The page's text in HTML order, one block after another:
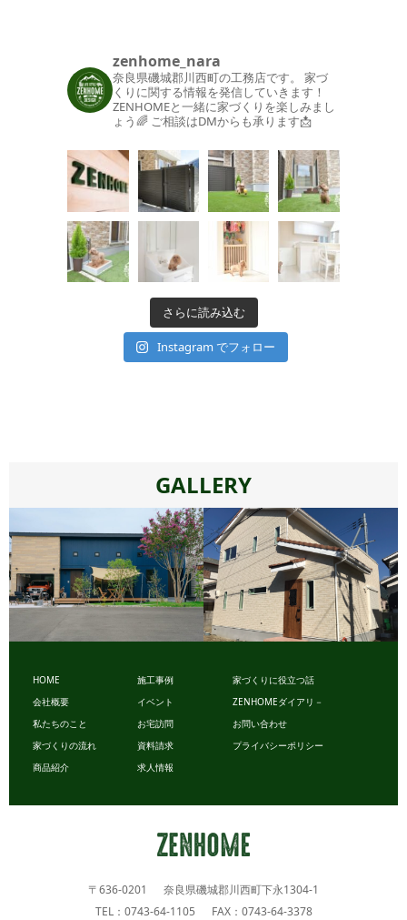
zenhome_nara
奈良県磯城郡川西町の工務店です。
家づ
くりに関する情報を発信していきます！
ZENHOMEと一緒に家づくりを楽しみまし
ょう🌈 ご相談はDMからも承ります📩
さらに読み込む
Instagram でフォロー
GALLERY
ビュッフ
ェスタイル
HOME
会社概要
私たちのこと
家づくりの流れ
商品紹介
施工事例
イベント
お宅訪問
資料請求
求人情報
家づくりに役立つ話
ZENHOMEダイアリ－
お問い合わせ
プライバシーポリシー
〒636-0201 奈良県磯城郡川西町下永1304-1
TEL：0743-64-1105 FAX：0743-64-3378